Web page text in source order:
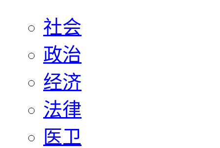
社会
政治
经济
法律
医卫